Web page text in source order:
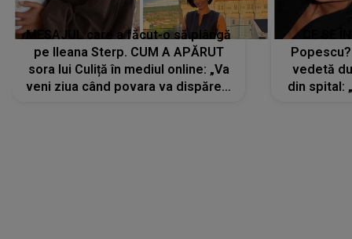
MESAJUL care a făcut-o să plângă
pe Ileana Sterp. CUM A APĂRUT
sora lui Culiță în mediul online: „Va
veni ziua când povara va dispărea,
vedetă
din spital: